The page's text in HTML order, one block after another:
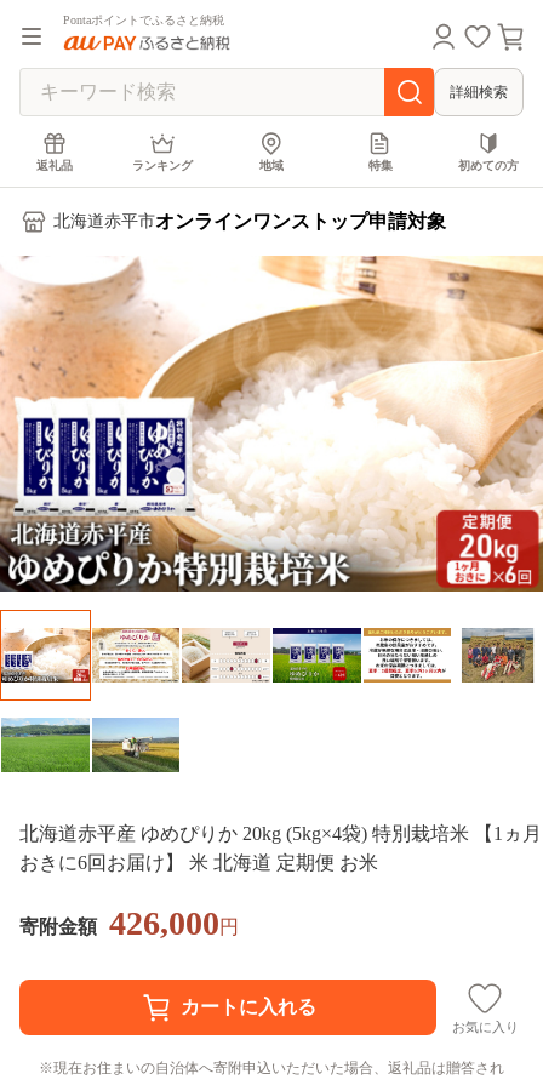
Pontaポイントでふるさと納税
詳細検索
返礼品 ランキング 地域 特集 初めての方
北海道赤平市オンラインワンストップ申請対象
北海道赤平産 ゆめぴりか 20kg (5kg×4袋) 特別栽培米 【1ヵ月
おきに6回お届け】 米 北海道 定期便 お米
寄附金額 426,000円
お気に入り
現在お住まいの自治体へ寄附申込いただいた場合、返礼品は贈答され